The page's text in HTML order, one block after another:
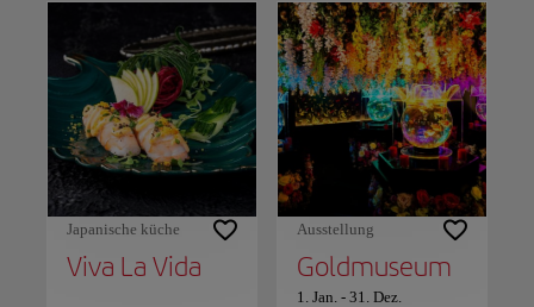
Japanische küche
Viva La Vida
Ausstellung
Goldmuseum
1. Jan. - 31. Dez.